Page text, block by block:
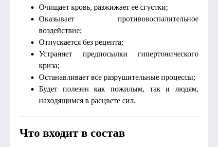
Очищает кровь, разжижает ее сгустки;
Оказывает противовоспалительное
воздействие;
Отпускается без рецепта;
Устраняет предпосылки гипертонического
криза;
Останавливает все разрушительные процессы;
Будет полезен как пожилым, так и людям,
находящимся в расцвете сил.
Что входит в состав